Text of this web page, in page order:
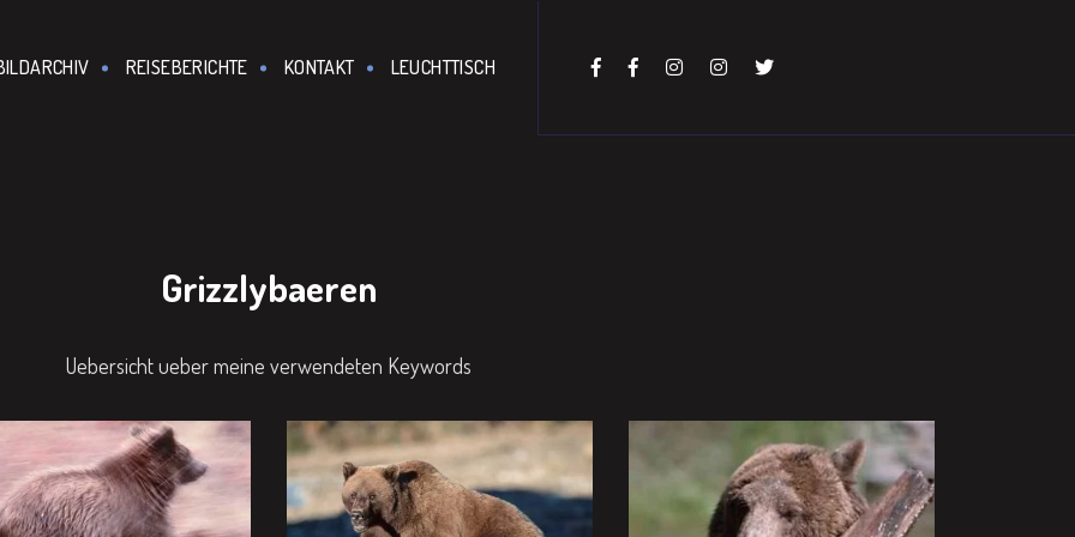
REISEBERICHTE KONTAKT LEUCHTTISCH
Grizzlybaeren
Uebersicht ueber meine verwendeten Keywords